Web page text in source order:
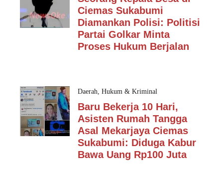
Ciemas Sukabumi
Diamankan Polisi: Politisi
Partai Golkar Minta
Proses Hukum Berjalan
Daerah, Hukum & Kriminal
Baru Bekerja 10 Hari,
Asisten Rumah Tangga
Asal Mekarjaya Ciemas
Sukabumi: Diduga Kabur
Bawa Uang Rp100 Juta